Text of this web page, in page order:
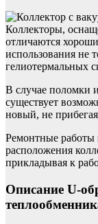
Коллекторы,
отличаются
использования не
гелиотермальных
В случае поломки
существует
новый, не
Ремонтные работы
расположения
прикладывая к
Описание U-